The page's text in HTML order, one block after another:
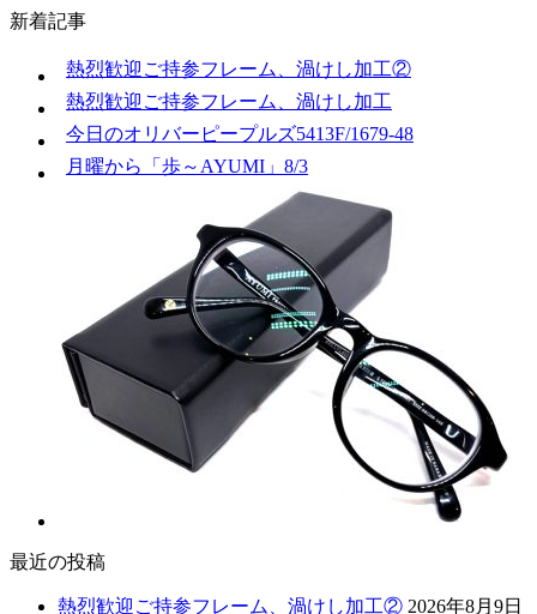
新着記事
熱烈歓迎ご持参フレーム、渦けし加工②
熱烈歓迎ご持参フレーム、渦けし加工
今日のオリバーピープルズ5413F/1679-48
月曜から「歩～AYUMI」8/3
最近の投稿
熱烈歓迎ご持参フレーム、渦けし加工② 2026年8月9日